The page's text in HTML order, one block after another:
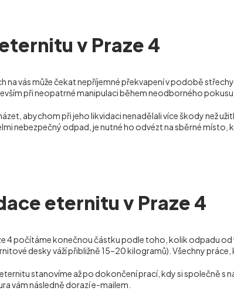
v Praze 4
na vás může čekat nepříjemné překvapení v podobě
při neopatrné manipulaci během neodborného
abychom při jeho likvidaci nenadělali více škody než
nebezpečný odpad, je nutné ho odvézt na sběrné
eternitu v Praze 4
4 počítáme konečnou částku podle toho, kolik odpadu
desky váží přibližně 15–20 kilogramů). Všechny
stanovíme až po dokončení prací, kdy si společně
vám následně dorazí e-mailem.